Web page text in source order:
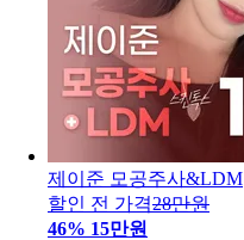
제이준 모공주사&LDM
할인 전 가격28만원
46% 15만원